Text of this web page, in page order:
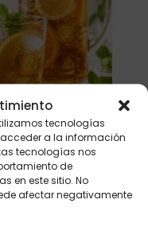
tecnologías
a la información
tecnologías nos
de
en este sitio. No
afectar negativamente
Buscar